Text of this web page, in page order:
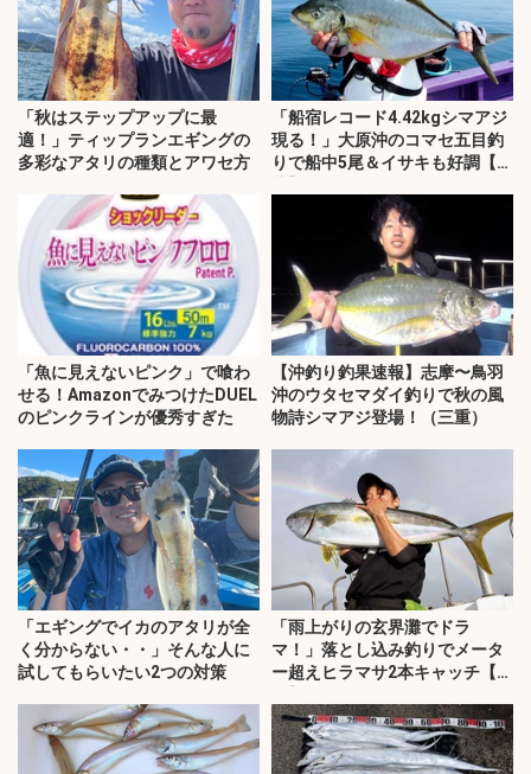
「秋はステップアップに最
適！」ティップランエギングの
多彩なアタリの種類とアワセ方
「船宿レコード4.42kgシマアジ
現る！」大原沖のコマセ五目釣
りで船中5尾＆イサキも好調【千
「魚に見えないピンク」で喰わ
せる！AmazonでみつけたDUEL
のピンクラインが優秀すぎた
【沖釣り釣果速報】志摩〜鳥羽
沖のウタセマダイ釣りで秋の風
物詩シマアジ登場！（三重）
「エギングでイカのアタリが全
く分からない・・」そんな人に
試してもらいたい2つの対策
「雨上がりの玄界灘でドラ
マ！」落とし込み釣りでメータ
ー超えヒラマサ2本キャッチ【福